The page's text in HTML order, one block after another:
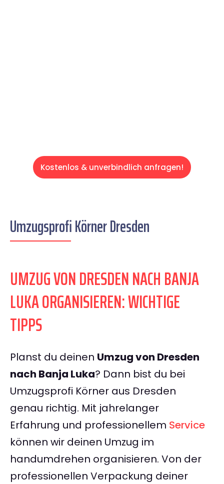
Kostenlos & unverbindlich anfragen!
Umzugsprofi Körner Dresden
UMZUG VON DRESDEN NACH BANJA
LUKA ORGANISIEREN: WICHTIGE
TIPPS
Planst du deinen Umzug von Dresden
nach Banja Luka? Dann bist du bei
Umzugsprofi Körner aus Dresden
genau richtig. Mit jahrelanger
Erfahrung und professionellem Service
können wir deinen Umzug im
handumdrehen organisieren. Von der
professionellen Verpackung deiner